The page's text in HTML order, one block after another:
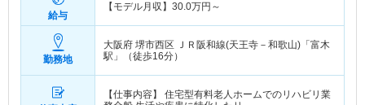
給与
【モデル月収】 30.0万円～
勤務地
大阪府 堺市西区 ＪＲ阪和線(天王寺－和歌山)「富木
駅」（徒歩16分）
【仕事内容】 住宅型有料老人ホームでのリハビリ業